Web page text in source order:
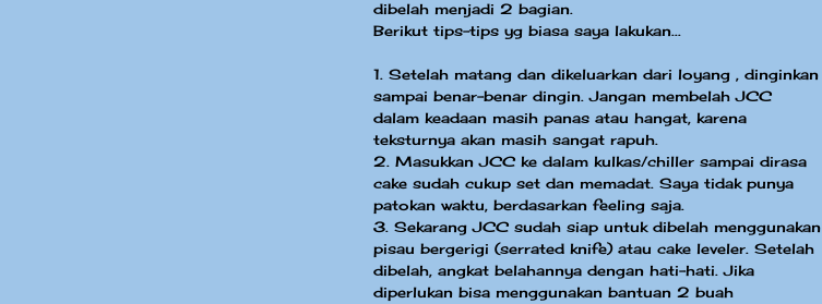
dibelah menjadi 2 bagian.
Berikut tips-tips yg biasa saya lakukan...
1. Setelah matang dan dikeluarkan dari loyang , dinginkan
sampai benar-benar dingin. Jangan membelah JCC
dalam keadaan masih panas atau hangat, karena
teksturnya akan masih sangat rapuh.
2. Masukkan JCC ke dalam kulkas/chiller sampai dirasa
cake sudah cukup set dan memadat. Saya tidak punya
patokan waktu, berdasarkan feeling saja.
3. Sekarang JCC sudah siap untuk dibelah menggunakan
pisau bergerigi (serrated knife) atau cake leveler. Setelah
dibelah, angkat belahannya dengan hati-hati. Jika
diperlukan bisa menggunakan bantuan 2 buah